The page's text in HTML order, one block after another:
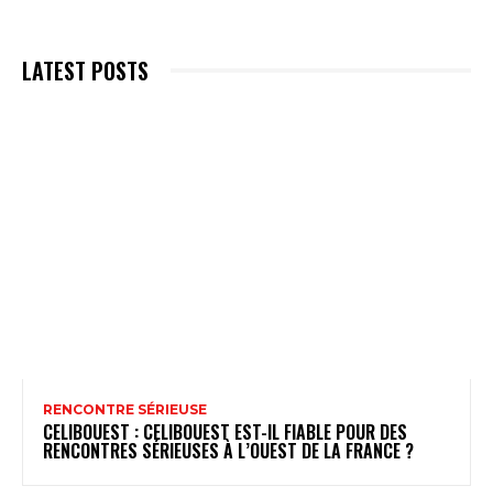
LATEST POSTS
RENCONTRE SÉRIEUSE
CELIBOUEST : CELIBOUEST EST-IL FIABLE POUR DES
RENCONTRES SÉRIEUSES À L’OUEST DE LA FRANCE ?